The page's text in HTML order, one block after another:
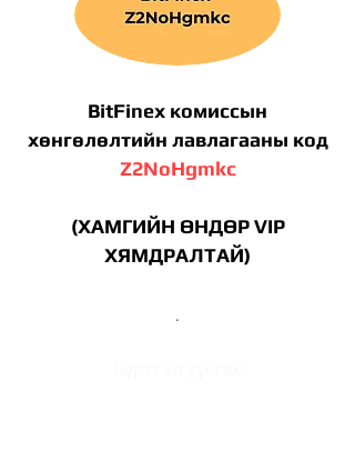
BitFinex комиссын
хөнгөлөлтийн лавлагааны код
Z2NoHgmkc
(ХАМГИЙН ӨНДӨР VIP
ХЯМДРАЛТАЙ)
.